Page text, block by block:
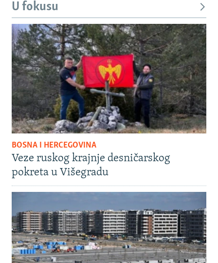
U fokusu
BOSNA I HERCEGOVINA
Veze ruskog krajnje desničarskog
pokreta u Višegradu